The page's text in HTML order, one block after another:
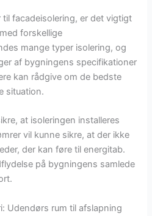
facadeisolering, er det vigtigt
forskellige
mange typer isolering, og
af bygningens specifikationer
kan rådgive om de bedste
situation.
at isoleringen installeres
vil kunne sikre, at der ikke
der kan føre til energitab.
på bygningens samlede
Udendørs rum til afslapning